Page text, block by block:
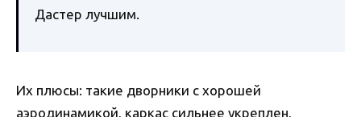
Дастер лучшим.
Их плюсы: такие дворники с хорошей
аэродинамикой, каркас сильнее укреплен,